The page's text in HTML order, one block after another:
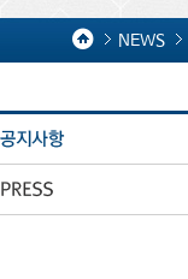
NEWS